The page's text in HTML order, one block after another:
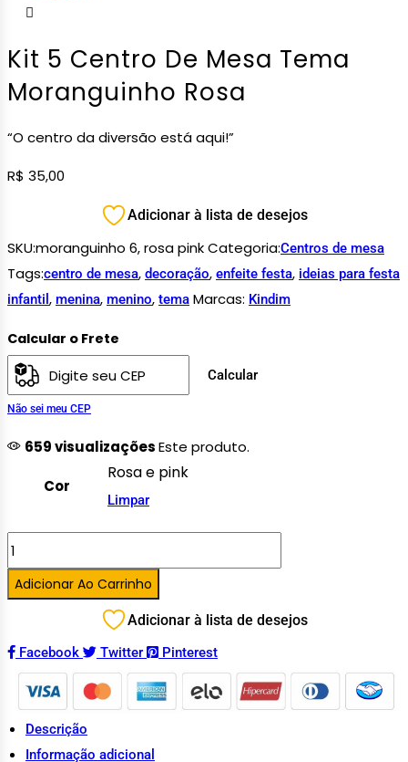
Kit 5 Centro De Mesa Tema
Moranguinho Rosa
“O centro da diversão está aqui!”
R$ 35,00
Adicionar à lista de desejos
SKU:moranguinho 6, rosa pinkCategoria:Centros de mesa
Tags:centro de mesa, decoração, enfeite festa, ideias para festa
infantil , menina, menino, tema Marcas: Kindim
Calcular o Frete
Calcular
Não sei meu CEP
659 visualizaçõesEste produto.
Cor
Rosa e pink
Limpar
Adicionar Ao Carrinho
Adicionar à lista de desejos
Facebook Twitter Pinterest
Descrição
Informação adicional